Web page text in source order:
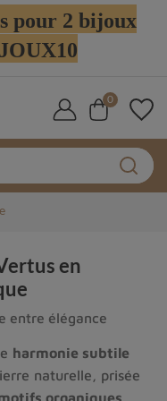
pour 2 bijoux
0
en
entre élégance
harmonie subtile
naturelle, prisée
organiques